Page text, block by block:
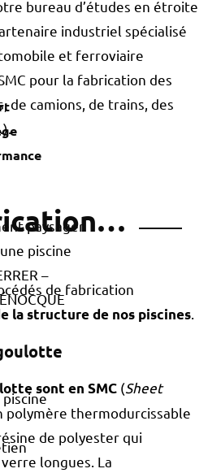
–
bureau d’études en étroite
industriel spécialisé
et ferroviaire
pour la fabrication des
de camions, de trains, des
de fabrication
la structure de nos piscines.
sont en SMC (Sheet
polymère thermodurcissable
de polyester qui
longues. La